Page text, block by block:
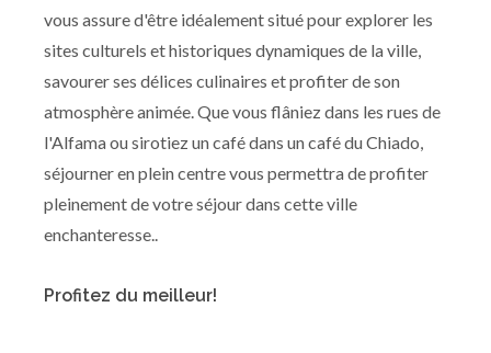
vous assure d'être idéalement situé pour explorer les
sites culturels et historiques dynamiques de la ville,
savourer ses délices culinaires et profiter de son
atmosphère animée. Que vous flâniez dans les rues de
l'Alfama ou sirotiez un café dans un café du Chiado,
séjourner en plein centre vous permettra de profiter
pleinement de votre séjour dans cette ville
enchanteresse..
Profitez du meilleur!